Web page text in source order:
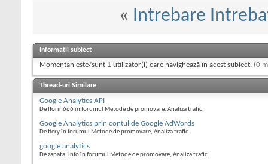
« Intrebare
Informații subiect
Momentan este/sunt 1 utilizator(i) care navighează în acest subiect. (0
Thread-uri Similare
Google Analytics API
De florin666 în forumul Metode de promovare, Analiza trafic.
Google Analytics prin contul de Google AdWords
De tiery în forumul Metode de promovare, Analiza trafic.
google analytics
De zapata_info în forumul Metode de promovare, Analiza trafic.